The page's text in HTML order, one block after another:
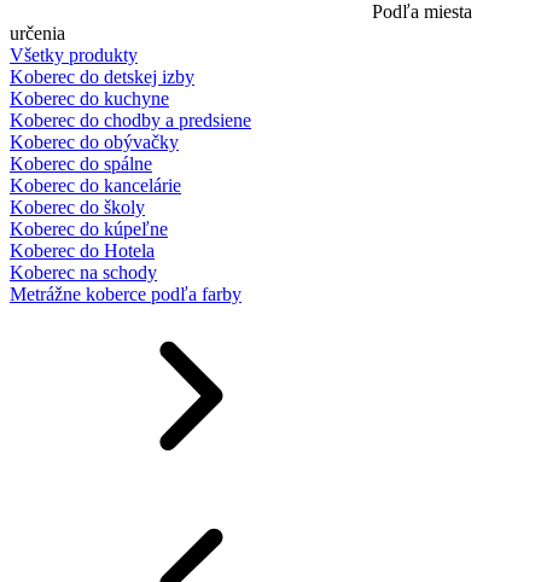
Podľa miesta
určenia
Všetky produkty
Koberec do detskej izby
Koberec do kuchyne
Koberec do chodby a predsiene
Koberec do obývačky
Koberec do spálne
Koberec do kancelárie
Koberec do školy
Koberec do kúpeľne
Koberec do Hotela
Koberec na schody
Metrážne koberce podľa farby